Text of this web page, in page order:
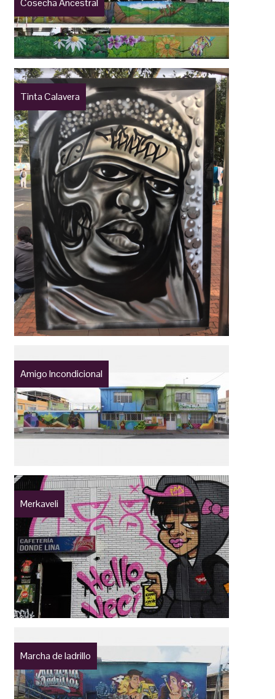
Cosecha Ancestral
Tinta Calavera
Amigo Incondicional
Merkaveli
Marcha de ladrillo